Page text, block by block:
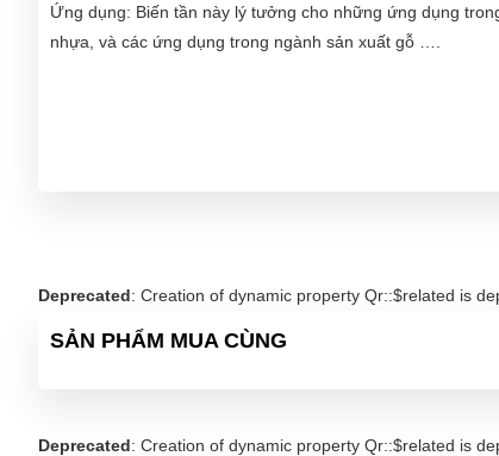
Ứng dụng: Biến tần này lý tưởng cho những ứng dụng
nhựa, và các ứng dụng trong ngành sản xuất gỗ ….
Deprecated: Creation of dynamic property Qr::$related is
SẢN PHẨM MUA CÙNG
Deprecated: Creation of dynamic property Qr::$related is